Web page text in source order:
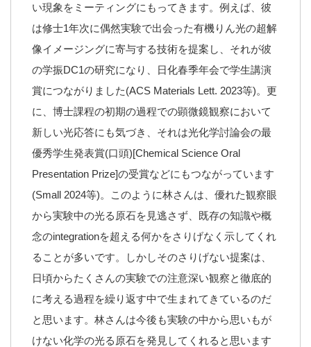
い現象をミーティングにもってきます。例えば、彼
は修士1年次に偶然実験で出会った有機りん光の超解
像イメージングに寄与する技術を提案し、それが彼
の学振DC1の研究になり、日化春季年会で学生講演
賞につながりました(ACS Materials Lett. 2023等)。更
に、博士課程の初期の過程での顕微鏡観察において
新しい光応答にも気づき、それは光化学討論会の最
優秀学生発表賞(口頭)[Chemical Science Oral
Presentation Prize]の受賞などにもつながっています
(Small 2024等)。このように林さんは、優れた観察眼
から実験中の光る原石を見逃さず、既存の知識や概
念のintegrationを超える何かをさりげなく示してくれ
ることが多いです。しかしそのさりげない提案は、
日頃からたくさんの実験での注意深い観察と徹底的
に考える過程を繰り返す中で生まれてきているのだ
と思います。林さんは今後も実験の中から思いもが
けない化学の光る原石を発見してくれると思います